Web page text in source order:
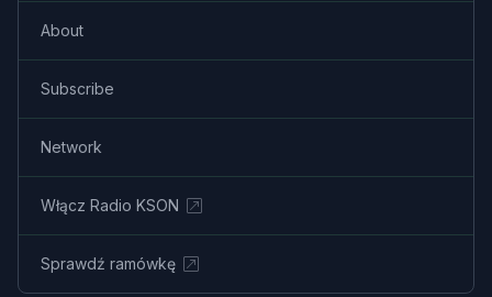
About
Subscribe
Network
Włącz Radio KSON
Sprawdź ramówkę